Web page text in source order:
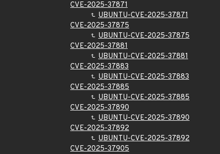
CVE-2025-37871
UBUNTU-CVE-2025-37871
CVE-2025-37875
UBUNTU-CVE-2025-37875
CVE-2025-37881
UBUNTU-CVE-2025-37881
CVE-2025-37883
UBUNTU-CVE-2025-37883
CVE-2025-37885
UBUNTU-CVE-2025-37885
CVE-2025-37890
UBUNTU-CVE-2025-37890
CVE-2025-37892
UBUNTU-CVE-2025-37892
CVE-2025-37905